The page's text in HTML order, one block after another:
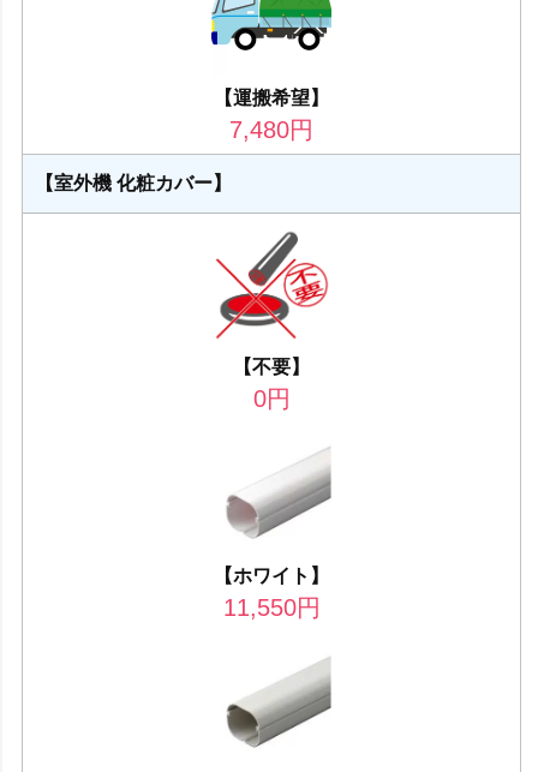
【運搬希望】
7,480円
【室外機 化粧カバー】
【不要】
0円
【ホワイト】
11,550円